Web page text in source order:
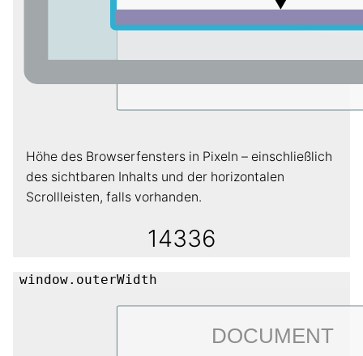
Höhe des Browserfensters in Pixeln – einschließlich
des sichtbaren Inhalts und der horizontalen
Scrollleisten, falls vorhanden.
14336
window.outerWidth